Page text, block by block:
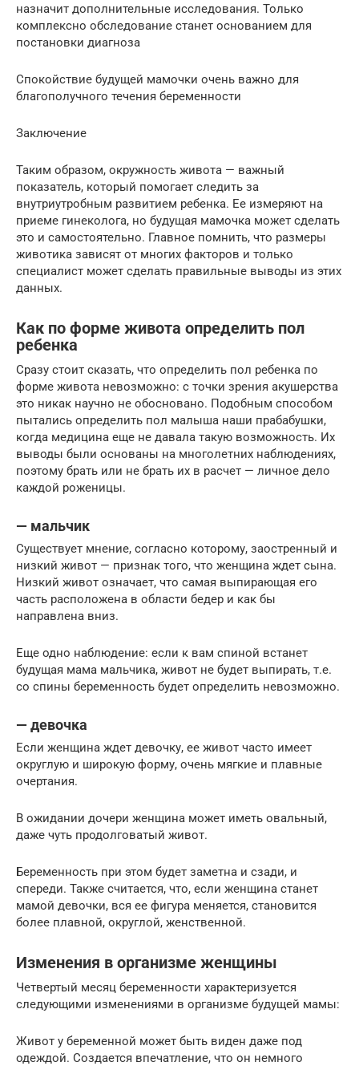
назначит дополнительные исследования. Только
комплексно обследование станет основанием для
постановки диагноза
Спокойствие будущей мамочки очень важно для
благополучного течения беременности
Заключение
Таким образом, окружность живота — важный
показатель, который помогает следить за
внутриутробным развитием ребенка. Ее измеряют на
приеме гинеколога, но будущая мамочка может сделать
это и самостоятельно. Главное помнить, что размеры
животика зависят от многих факторов и только
специалист может сделать правильные выводы из этих
данных.
Как по форме живота определить пол
ребенка
Сразу стоит сказать, что определить пол ребенка по
форме живота невозможно: с точки зрения акушерства
это никак научно не обосновано. Подобным способом
пытались определить пол малыша наши прабабушки,
когда медицина еще не давала такую возможность. Их
выводы были основаны на многолетних наблюдениях,
поэтому брать или не брать их в расчет — личное дело
каждой роженицы.
— мальчик
Существует мнение, согласно которому, заостренный и
низкий живот — признак того, что женщина ждет сына.
Низкий живот означает, что самая выпирающая его
часть расположена в области бедер и как бы
направлена вниз.
Еще одно наблюдение: если к вам спиной встанет
будущая мама мальчика, живот не будет выпирать, т.е.
со спины беременность будет определить невозможно.
— девочка
Если женщина ждет девочку, ее живот часто имеет
округлую и широкую форму, очень мягкие и плавные
очертания.
В ожидании дочери женщина может иметь овальный,
даже чуть продолговатый живот.
Беременность при этом будет заметна и сзади, и
спереди. Также считается, что, если женщина станет
мамой девочки, вся ее фигура меняется, становится
более плавной, округлой, женственной.
Изменения в организме женщины
Четвертый месяц беременности характеризуется
следующими изменениями в организме будущей мамы:
Живот у беременной может быть виден даже под
одеждой. Создается впечатление, что он немного